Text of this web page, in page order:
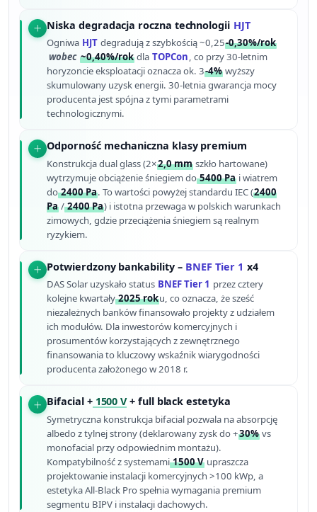
Niska degradacja roczna technologii HJT
Ogniwa HJT degradują z szybkością ~0,25-0,30%/rok
wobec ~0,40%/rok dla TOPCon, co przy 30-letnim
horyzoncie eksploatacji oznacza ok. 3-4% wyższy
skumulowany uzysk energii. 30-letnia gwarancja mocy
producenta jest spójna z tymi parametrami
technologicznymi.
Odporność mechaniczna klasy premium
Konstrukcja dual glass (2×2,0 mm szkło hartowane)
wytrzymuje obciążenie śniegiem do5400 Pa i wiatrem
do2400 Pa. To wartości powyżej standardu IEC (2400
Pa /2400 Pa) i istotna przewaga w polskich warunkach
zimowych, gdzie przeciążenia śniegiem są realnym
ryzykiem.
Potwierdzony bankability – BNEF Tier 1 x4
DAS Solar uzyskało status BNEF Tier 1 przez cztery
kolejne kwartały2025 roku, co oznacza, że sześć
niezależnych banków finansowało projekty z udziałem
ich modułów. Dla inwestorów komercyjnych i
prosumentów korzystających z zewnętrznego
finansowania to kluczowy wskaźnik wiarygodności
producenta założonego w 2018 r.
Bifacial +1500 V+ full black estetyka
Symetryczna konstrukcja bifacial pozwala na absorpcję
albedo z tylnej strony (deklarowany zysk do +30% vs
monofacial przy odpowiednim montażu).
Kompatybilność z systemami1500 V upraszcza
projektowanie instalacji komercyjnych >100 kWp, a
estetyka All-Black Pro spełnia wymagania premium
segmentu BIPV i instalacji dachowych.